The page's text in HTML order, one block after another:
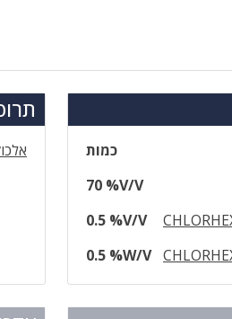
כמות
70 %V/V
0.5 %V/V
0.5 %W/V